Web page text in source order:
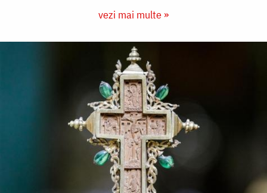
vezi mai multe »